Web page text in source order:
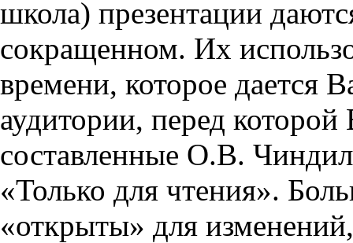
школа) презентации
сокращенном. Их
времени, которое дается
аудитории, перед
составленные О.В.
«Только для чтения».
«открыты» для